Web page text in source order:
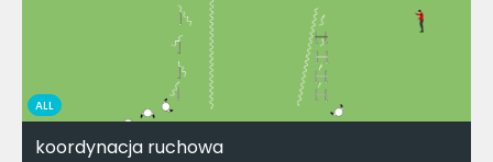
ALL
koordynacja ruchowa